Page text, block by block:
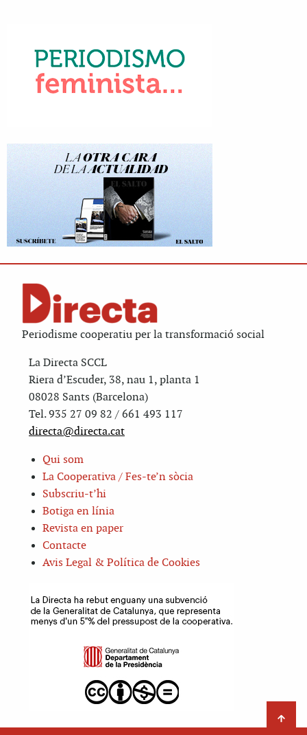
Periodisme cooperatiu per la transformació social
La Directa SCCL
Riera d’Escuder, 38, nau 1, planta 1
08028 Sants (Barcelona)
Tel. 935 27 09 82 / 661 493 117
directa@directa.cat
Qui som
La Cooperativa / Fes-te’n sòcia
Subscriu-t’hi
Botiga en línia
Revista en paper
Contacte
Avis Legal & Política de Cookies